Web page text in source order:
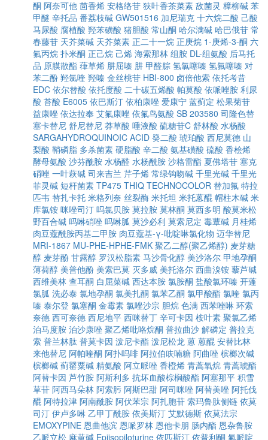
酮 阿奈可他 茴香烯 安格络苷 狭叶香茶菜素 敌菌灵 樟柳碱 苯
甲醚 辛托品 番荔枝碱 GW501516 加尼瑞克 十六烷二酸 己酸
马尿酸 腐植酸 羟苯磺酸 猪胆酸 常山酮 哈尔满碱 哈巴俄苷 常
春藤苷 天芥菜碱 天芥菜素 正二十一烷 正庚烷 1-庚烯-3-酮 六
氟丙烷 扑米酮 正己烷 己烯 海索那林 组胺 DL-组氨酸 后马托
品 原膜散酯 葎草烯 肼屈嗪 肼 甲醛腙 氢氯噻嗪 氢氟噻嗪 对
苯二酚 羟氯喹 羟嗪 金丝桃苷 HBI-800 卤倍他索 依托考昔
EDC 依尔替酸 依托度酸 二十碳五烯酸 帕莫酸 依哌唑胺 利尿
酸 苔酸 E6005 依巴斯汀 依柏康唑 爱康宁 蓝蓟定 松果菊苷
益康唑 依达拉奉 艾氟康唑 依氟鸟氨酸 SB 203580 司隆色替
塞卡替尼 舒尼替尼 莽草酸 唾液酸 硫糖苷C 舒林酸 水杨酸
SARGAHYDROQUINOIC ACID 癸二酸 琥珀酸 西尼莫德 山
梨酸 鞘磷脂 多杀菌素 硬脂酸 辛二酸 氨基磺酸 硫酸 香桧烯
酵母氨酸 沙芬酰胺 水杨醛 水杨酰胺 沙格雷酯 夏佛塔苷 塞克
硝唑 一叶萩碱 司来吉兰 芹子烯 常绿钩吻碱 千里光碱 千里光
菲灵碱 短杆菌素 TP475 THIQ TECHNOCOLOR 替加氟 特拉
匹韦 替扎卡托 米格列奈 丝裂酶 米托坦 米托蒽醌 帽柱木碱 米
库氯铵 咪唑司汀 吗氯贝胺 莫拉胺 莫林酮 莫西多明 酸莫米松
野百合碱 吗啉硝唑 吗啉胍 莫沙必利 莫索尼定 毒蕈碱 月桂烯
肉豆蔻酰胺丙基二甲胺 肉豆蔻基-γ-吡啶啉氯化物 迈华替尼
MRI-1867 MU-PHE-HPHE-FMK 聚乙二醇(聚乙烯醇) 麦芽糖
醇 麦芽酚 甘露醇 罗汉松脂素 马沙骨化醇 美沙洛尔 甲地孕酮
薄荷醇 美普他酚 美索巴莫 灭多威 美托洛尔 西曲溴铵 藜芦碱
西维美林 查耳酮 白屈菜碱 西达本胺 氯胺酮 盐酸氯环嗪 开蓬
氯胍 洗必泰 氯地孕酮 氯美扎酮 氯苯乙酮 氯甲酸酯 氯喹 氯丙
嗪 泰尔登 氯塞酮 金霉素 氯唑沙宗 胆烷 色满 西苯唑啉 环索
奈德 西可奈德 西尼地平 西咪替丁 辛可卡因 桉叶素 聚氯乙烯
泊马度胺 泊沙康唑 聚乙烯吡咯烷酮 普拉曲沙 解磷定 普拉克
索 普兰林肽 普莫卡因 泼尼卡酯 泼尼松龙 蒽 蒽醌 安替比林
来他替尼 阿帕喹酮 阿扑吗啡 阿拉伯呋喃糖 阿曲唑 槟榔次碱
槟榔碱 蓟罂粟碱 精氨酸 阿立哌唑 香橙烯 青蒿氧烷 青蒿琥酯
阿替卡因 芦竹胺 阿斯利多 抗坏血酸棕榈酸酯 阿塞那平 积雪
草苷 阿西马朵林 阿索肟 阿斯巴甜 阿司咪唑 阿替美唑 阿托伐
醌 阿特拉津 阿南酰胺 阿伏苯宗 阿扎胞苷 索玛鲁肽侧链 依莫
司汀 伊卢多啉 乙甲丁酰胺 依美斯汀 艾默德斯 依莫法宗
EMOXYPINE 恩曲他滨 恩哌罗林 恩他卡朋 肠内酯 恩杂鲁胺
乙哌立松 麻黄碱 Epiisopiloturine 依匹斯汀 依普利酮 氟哌啶